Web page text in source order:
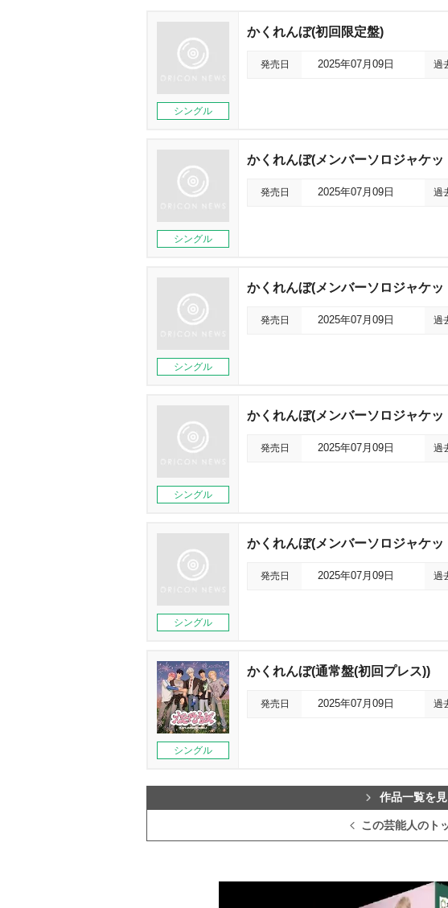
シングル
かくれんぼ(初回限定盤)
発売日 2025年07月09日 過
シングル
かくれんぼ(メンバーソロジャケ
発売日 2025年07月09日 過
シングル
かくれんぼ(メンバーソロジャケ
発売日 2025年07月09日 過
シングル
かくれんぼ(メンバーソロジャケ
発売日 2025年07月09日 過
シングル
かくれんぼ(メンバーソロジャケ
発売日 2025年07月09日 過
シングル
かくれんぼ(通常盤(初回プレス))
発売日 2025年07月09日 過
作品一覧を
この芸能人のト